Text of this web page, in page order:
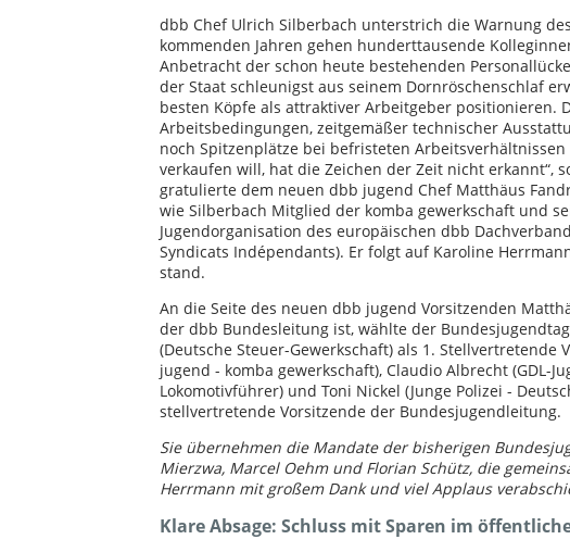
dbb Chef Ulrich Silberbach unterstrich die Warnung
kommenden Jahren gehen hunderttausende
Anbetracht der schon heute bestehenden
der Staat schleunigst aus seinem Dornröschenschlaf
besten Köpfe als attraktiver Arbeitgeber positionieren.
Arbeitsbedingungen, zeitgemäßer technischer
noch Spitzenplätze bei befristeten
verkaufen will, hat die Zeichen der Zeit nicht erkannt“,
gratulierte dem neuen dbb jugend Chef Matthäus
wie Silberbach Mitglied der komba gewerkschaft und
Jugendorganisation des europäischen dbb
Syndicats Indépendants). Er folgt auf Karoline
stand.
An die Seite des neuen dbb jugend Vorsitzenden
der dbb Bundesleitung ist, wählte der Bundesjugendtag
(Deutsche Steuer-Gewerkschaft) als 1. Stellvertretende
jugend - komba gewerkschaft), Claudio Albrecht (GDL-
Lokomotivführer) und Toni Nickel (Junge Polizei -
stellvertretende Vorsitzende der Bundesjugendleitung.
Sie übernehmen die Mandate der bisherigen
Mierzwa, Marcel Oehm und Florian Schütz, die
Herrmann mit großem Dank und viel Applaus
Klare Absage: Schluss mit Sparen im